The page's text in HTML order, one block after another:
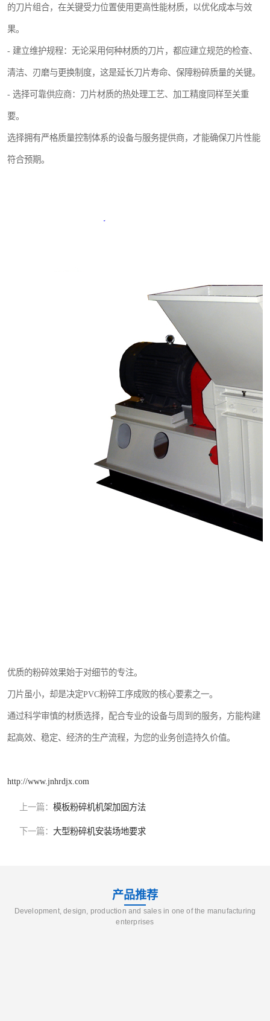
的刀片组合，在关键受力位置使用更高性能材质，以优化成本与效
果。
- 建立维护规程：无论采用何种材质的刀片，都应建立规范的检查、
清洁、刃磨与更换制度，这是延长刀片寿命、保障粉碎质量的关键。
- 选择可靠供应商：刀片材质的热处理工艺、加工精度同样至关重
要。
选择拥有严格质量控制体系的设备与服务提供商，才能确保刀片性能
符合预期。
优质的粉碎效果始于对细节的专注。
刀片虽小，却是决定PVC粉碎工序成败的核心要素之一。
通过科学审慎的材质选择，配合专业的设备与周到的服务，方能构建
起高效、稳定、经济的生产流程，为您的业务创造持久价值。
http://www.jnhrdjx.com
上一篇： 模板粉碎机机架加固方法
下一篇： 大型粉碎机安装场地要求
产品推荐
Development, design, production and sales in one of the manufacturing
enterprises